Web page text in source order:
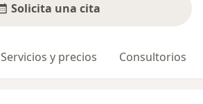
Solicita una cita
Servicios y precios Consultorios